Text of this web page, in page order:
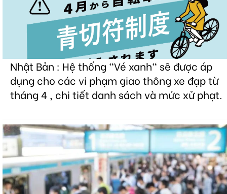
Nhật Bản : Hệ thống "Vé xanh" sẽ được áp
dụng cho các vi phạm giao thông xe đạp từ
tháng 4 , chi tiết danh sách và mức xử phạt.